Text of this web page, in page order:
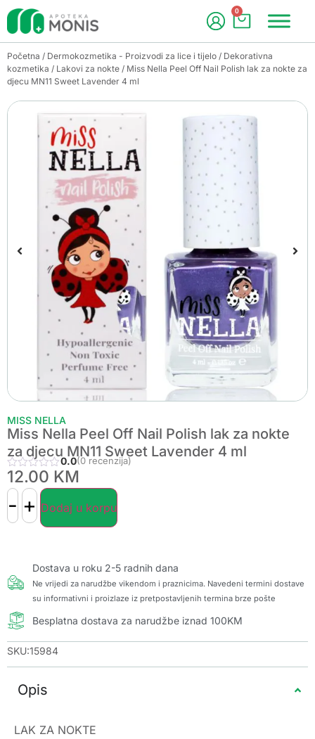
0
Početna / Dermokozmetika - Proizvodi za lice i tijelo / Dekorativna
kozmetika / Lakovi za nokte / Miss Nella Peel Off Nail Polish lak za nokte za
djecu MN11 Sweet Lavender 4 ml
MISS NELLA
Miss Nella Peel Off Nail Polish lak za nokte
za djecu MN11 Sweet Lavender 4 ml
0.0(0 recenzija)
12.00 KM
- + Dodaj u korpu
Dostava u roku 2-5 radnih dana
Ne vrijedi za narudžbe vikendom i praznicima. Navedeni termini dostave
su informativni i proizlaze iz pretpostavljenih termina brze pošte
Besplatna dostava za narudžbe iznad 100KM
SKU:15984
Opis
LAK ZA NOKTE